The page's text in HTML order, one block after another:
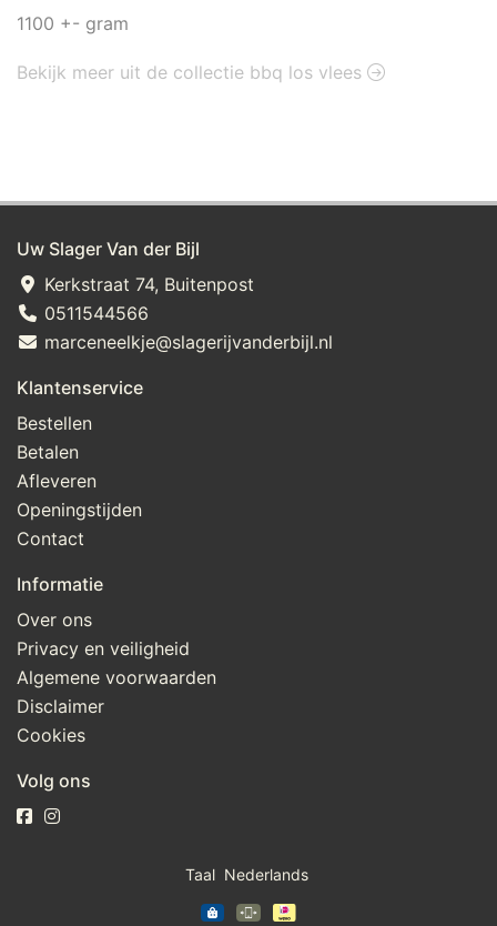
1100 +- gram
Bekijk meer uit de collectie bbq los vlees
Uw Slager Van der Bijl
Kerkstraat 74, Buitenpost
0511544566
marceneelkje@slagerijvanderbijl.nl
Klantenservice
Bestellen
Betalen
Afleveren
Openingstijden
Contact
Informatie
Over ons
Privacy en veiligheid
Algemene voorwaarden
Disclaimer
Cookies
Volg ons
Taal